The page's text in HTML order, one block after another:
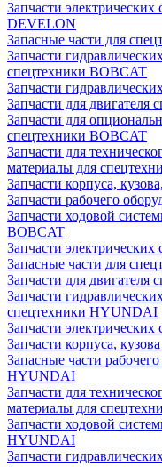
Запчасти
DEVELON
Запасные части для
Запчасти
спецтехники BOBCAT
Запчасти
Запчасти для двигателя
Запчасти для
спецтехники BOBCAT
Запчасти для
материалы для
Запчасти корпуса,
Запчасти рабочего
Запчасти ходовой
BOBCAT
Запчасти
Запасные части для
Запчасти для
Запчасти
спецтехники HYUNDAI
Запчасти
Запчасти корпуса,
Запасные части
HYUNDAI
Запчасти для
материалы для
Запчасти ходовой
HYUNDAI
Запчасти